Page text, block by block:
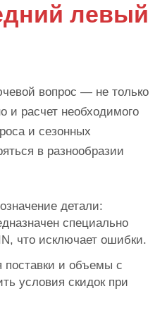
левый
вопрос — не только
и расчет необходимого
и сезонных
в разнообразии
детали:
специально
что исключает ошибки.
поставки и объемы с
условия скидок при